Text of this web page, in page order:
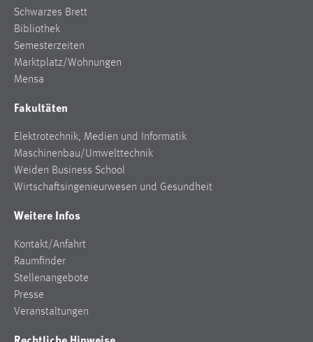
Schwarzes Brett
Bibliothek
Semesterzeiten
Marktplatz/Wohnungen
Mensa
Fakultäten
Elektrotechnik, Medien und Informatik
Maschinenbau/Umwelttechnik
Weiden Business School
Wirtschaftsingenieurwesen und Gesundheit
Weitere Infos
Kontakt/Anfahrt
Raumfinder
Stellenangebote
Presse
Veranstaltungen
Zweck:
Conversion-Tracking
Cookie Laufzeit:
Name:
_fbp
Anbieter:
Facebook
Zweck:
Conversion-Tracking
Cookie Laufzeit: